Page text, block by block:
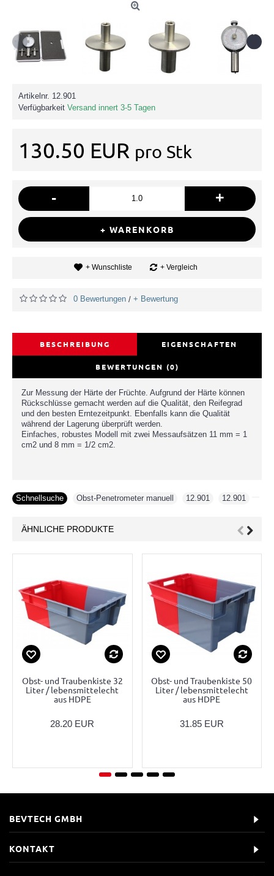
Artikelnr. 12.901
Verfügbarkeit Versand innert 3-5 Tagen
130.50 EUR pro Stk
- +
+ WARENKORB
+ Wunschliste + Vergleich
0 Bewertungen / + Bewertung
BESCHREIBUNG EIGENSCHAFTEN
BEWERTUNGEN (0)
Zur Messung der Härte der Früchte. Aufgrund der Härte können
Rückschlüsse gemacht werden auf die Qualität, den Reifegrad
und den besten Erntezeitpunkt. Ebenfalls kann die Qualität
während der Lagerung überprüft werden.
Einfaches, robustes Modell mit zwei Messaufsätzen 11 mm = 1
cm2 und 8 mm = 1/2 cm2.
Schnellsuche Obst-Penetrometer manuell 12.901 12.901
ÄHNLICHE PRODUKTE
Obst- und Traubenkiste 32
Liter / lebensmittelecht
aus HDPE
28.20 EUR
Obst- und Traubenkiste 50
Liter / lebensmittelecht
aus HDPE
31.85 EUR
BEVTECH GMBH
KONTAKT